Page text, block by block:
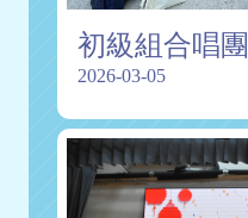
初級組合唱
2026-03-05